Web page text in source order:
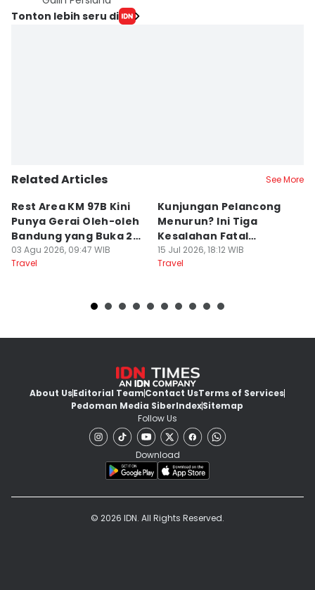
Tonton lebih seru di
Related Articles See More
Rest Area KM 97B Kini
Punya Gerai Oleh-oleh
Bandung yang Buka 24
Jam
03 Agu 2026, 09:47 WIB
Travel
Kunjungan Pelancong
Menurun? Ini Tiga
Kesalahan Fatal
Pengelola Wisata
15 Jul 2026, 18:12 WIB
Travel
About UsEditorial TeamContact UsTerms of Services
Pedoman Media SiberIndexSitemap
Follow Us
Download
© 2026 IDN. All Rights Reserved.